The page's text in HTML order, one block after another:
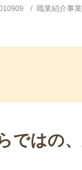
職業紹介事
ではの